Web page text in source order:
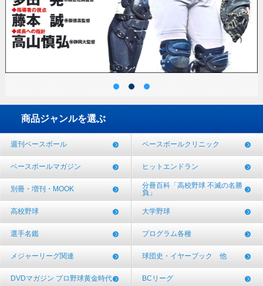
商品ジャンルを選ぶ
週刊ベースボール ベースボールクリニック
ベースボールマガジン ヒットエンドラン
別冊・増刊・MOOK
分冊百科「高校野球 不滅の名勝
負」
高校野球 大学野球
選手名鑑 プログラム各種
メジャーリーグ関連 球団史・イヤーブック 他
DVDマガジン プロ野球黄金時代 BCリーグ